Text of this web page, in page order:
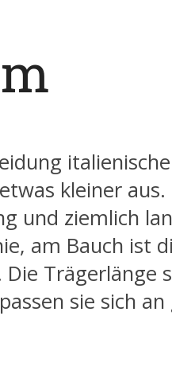
kleiner aus.
und ziemlich
am Bauch ist
Trägerlänge
sie sich